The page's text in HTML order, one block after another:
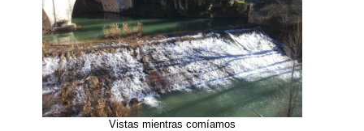
Vistas mientras comíamos